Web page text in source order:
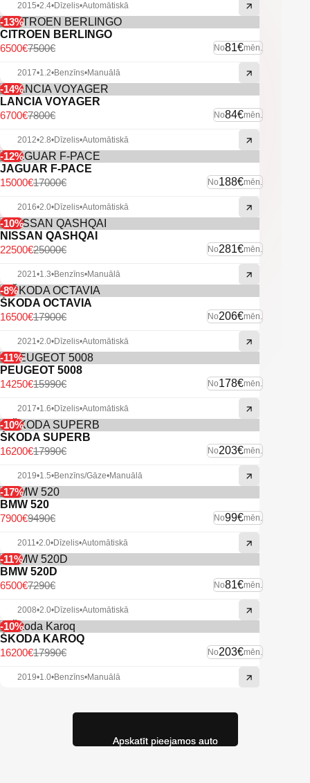
Vasaras un ziemas riepu komplekts
Citas ekstras
2015•2.4•Dīzelis•Automātiskā
-13%
CITROEN BERLINGO
No81€mēn.
7500€
6500€
2017•1.2•Benzīns•Manuālā
-14%
LANCIA VOYAGER
No84€mēn.
7800€
6700€
2012•2.8•Dīzelis•Automātiskā
-12%
JAGUAR F-PACE
No188€mēn.
17000€
15000€
2016•2.0•Dīzelis•Automātiskā
-10%
NISSAN QASHQAI
No281€mēn.
25000€
22500€
2021•1.3•Benzīns•Manuālā
-8%
ŠKODA OCTAVIA
No206€mēn.
17900€
16500€
2021•2.0•Dīzelis•Automātiskā
-11%
PEUGEOT 5008
No178€mēn.
15990€
14250€
2017•1.6•Dīzelis•Automātiskā
-10%
ŠKODA SUPERB
No203€mēn.
17990€
16200€
2019•1.5•Benzīns/Gāze•Manuālā
-17%
BMW 520
No99€mēn.
9490€
7900€
2011•2.0•Dīzelis•Automātiskā
-11%
BMW 520D
No81€mēn.
7290€
6500€
2008•2.0•Dīzelis•Automātiskā
-10%
ŠKODA KAROQ
No203€mēn.
17990€
16200€
2019•1.0•Benzīns•Manuālā